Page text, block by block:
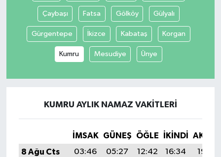
Çaybaşı Fatsa Gölköy Gülyalı
Gürgentepe İkizce Kabataş Korgan
Kumru Mesudiye Ünye
KUMRU AYLIK NAMAZ VAKITLERI
İMSAK GÜNEŞ ÖĞLE İKINDI
8 Ağu Cts
03:46 05:27 12:42 16:34
19:47